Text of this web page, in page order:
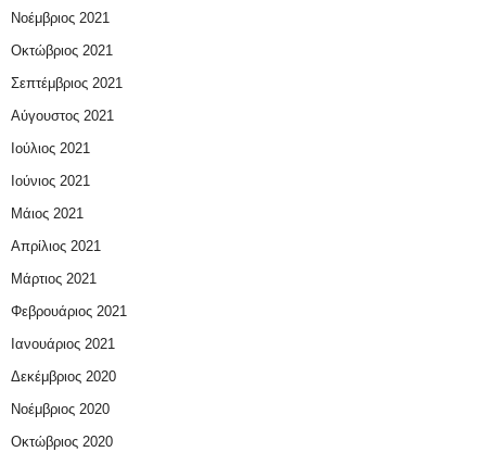
Νοέμβριος 2021
Οκτώβριος 2021
Σεπτέμβριος 2021
Αύγουστος 2021
Ιούλιος 2021
Ιούνιος 2021
Μάιος 2021
Απρίλιος 2021
Μάρτιος 2021
Φεβρουάριος 2021
Ιανουάριος 2021
Δεκέμβριος 2020
Νοέμβριος 2020
Οκτώβριος 2020